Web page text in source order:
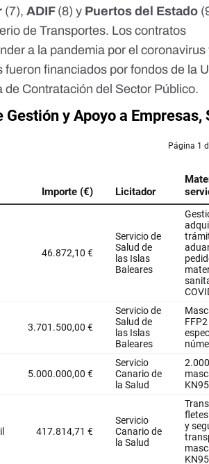
(7),ADIF (8) y Puertos del Estado (
de Transportes. Los contratos
a la pandemia por el coronavirus
fueron financiados por fondos de la
de Contratación del Sector Público.